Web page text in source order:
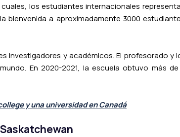
los estudiantes internacionales
bienvenida a aproximadamente 3000
investigadores y académicos. El profesorado y
En 2020-2021, la escuela obtuvo más
y una universidad en Canadá